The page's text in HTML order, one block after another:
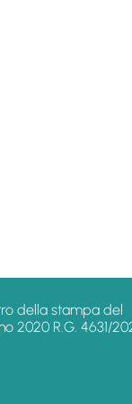
della stampa del
2020 R.G. 4631/